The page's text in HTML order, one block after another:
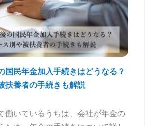
国民年金加入手続きはどうなる？
扶養者の手続きも解説
働いているうちは、会社が年金の